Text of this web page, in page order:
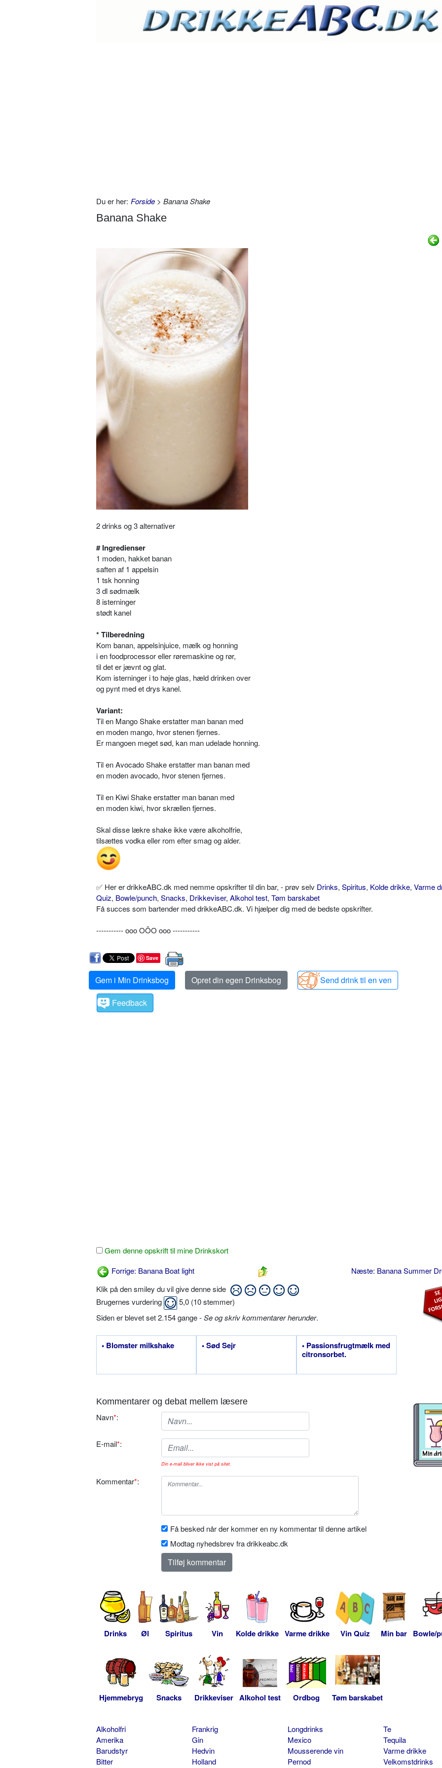
Du er her: Forside > Banana Shake
Banana Shake
2 drinks og 3 alternativer
# Ingredienser
1 moden, hakket banan
saften af 1 appelsin
1 tsk honning
3 dl sødmælk
8 isterninger
stødt kanel
* Tilberedning
Kom banan, appelsinjuice, mælk og honning
i en foodprocessor eller røremaskine og rør,
til det er jævnt og glat.
Kom isterninger i to høje glas, hæld drinken over
og pynt med et drys kanel.
Variant:
Til en Mango Shake erstatter man banan med
en moden mango, hvor stenen fjernes.
Er mangoen meget sød, kan man udelade honning.
Til en Avocado Shake erstatter man banan med
en moden avocado, hvor stenen fjernes.
Til en Kiwi Shake erstatter man banan med
en moden kiwi, hvor skrællen fjernes.
Skal disse lækre shake ikke være alkoholfrie,
tilsættes vodka eller rom efter smag og alder.
✅ Her er drikkeABC.dk med nemme opskrifter til din bar, - prøv selv Drinks, Spiritus, Kolde drikke, Varme
Quiz, Bowle/punch, Snacks, Drikkeviser, Alkohol test, Tøm barskabet
Få succes som bartender med drikkeABC.dk. Vi hjælper dig med de bedste opskrifter.
----------- ooo OÔO ooo -----------
Save
Gem i Min Drinksbog Opret din egen Drinksbog
Send drink til en ven
Feedback
Gem denne opskrift til mine Drinkskort
Forrige: Banana Boat light
Næste: Banana Summer
Klik på den smiley du vil give denne side
Brugernes vurdering
5,0 (10stemmer)
Siden er blevet set 2.154 gange -Se og skriv kommentarer herunder.
• Blomster milkshake • Sød Sejr
• Passionsfrugtmælk med
citronsorbet.
Kommentarer og debat mellem læsere
Navn*:
E-mail*:
Din e-mail bliver ikke vist på sitet.
Kommentar*:
Få besked når der kommer en ny kommentar til denne artikel
Modtag nyhedsbrev fra drikkeabc.dk
Drinks Øl Spiritus Vin Kolde drikke Varme drikke Vin Quiz Min bar Bowle/
Hjemmebryg Snacks Drikkeviser Alkohol test Ordbog Tøm barskabet
Alkoholfri
Amerika
Barudstyr
Bitter
Frankrig
Gin
Hedvin
Holland
Longdrinks
Mexico
Mousserende vin
Pernod
Te
Tequila
Varme drikke
Velkomstdrinks